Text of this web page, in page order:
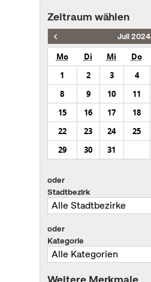
Zeitraum wählen
Juli 2024
Mo Di Mi Do
1
2 3 4
8
9 10 11
15
16 17 18
22
23 24 25
29
30 31
oder
Stadtbezirk
oder
Kategorie